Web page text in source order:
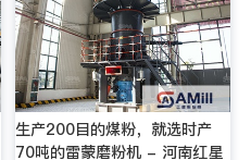
生产200目的煤粉，就选时产
70吨的雷蒙磨粉机 - 河南红星